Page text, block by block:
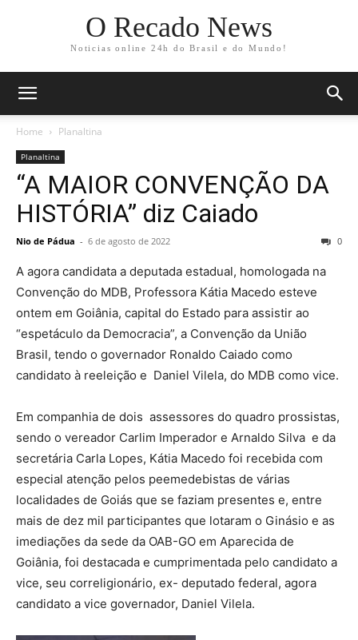
O Recado News
Noticias online 24h do Brasil e do Mundo!
Home Planaltina
Planaltina
“A MAIOR CONVENÇÃO DA
HISTÓRIA” diz Caiado
Nio de Pádua - 6 de agosto de 2022 0
A agora candidata a deputada estadual, homologada na
Convenção do MDB, Professora Kátia Macedo esteve
ontem em Goiânia, capital do Estado para assistir ao
“espetáculo da Democracia”, a Convenção da União
Brasil, tendo o governador Ronaldo Caiado como
candidato à reeleição e Daniel Vilela, do MDB como vice.
Em companhia de dois assessores do quadro prossistas,
sendo o vereador Carlim Imperador e Arnaldo Silva e da
secretária Carla Lopes, Kátia Macedo foi recebida com
especial atenção pelos peemedebistas de várias
localidades de Goiás que se faziam presentes e, entre
mais de dez mil participantes que lotaram o Ginásio e as
imediações da sede da OAB-GO em Aparecida de
Goiânia, foi destacada e cumprimentada pelo candidato a
vice, seu correligionário, ex- deputado federal, agora
candidato a vice governador, Daniel Vilela.